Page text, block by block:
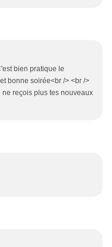
bien pratique le
bonne soirée<br /> <br />
ne reçois plus tes nouveaux